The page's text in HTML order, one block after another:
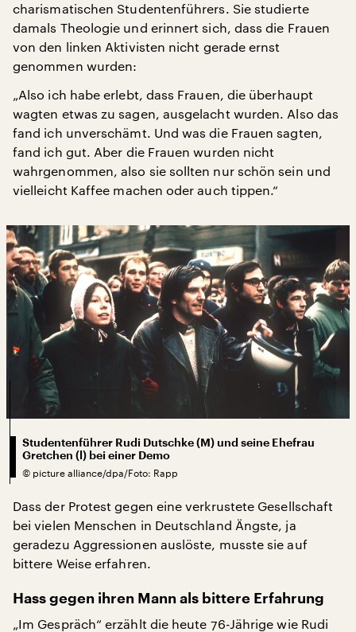
charismatischen Studentenführers. Sie studierte
damals Theologie und erinnert sich, dass die Frauen
von den linken Aktivisten nicht gerade ernst
genommen wurden:
„Also ich habe erlebt, dass Frauen, die überhaupt
wagten etwas zu sagen, ausgelacht wurden. Also das
fand ich unverschämt. Und was die Frauen sagten,
fand ich gut. Aber die Frauen wurden nicht
wahrgenommen, also sie sollten nur schön sein und
vielleicht Kaffee machen oder auch tippen.“
Studentenführer Rudi Dutschke (M) und seine Ehefrau
Gretchen (l) bei einer Demo
© picture alliance/dpa/Foto: Rapp
Dass der Protest gegen eine verkrustete Gesellschaft
bei vielen Menschen in Deutschland Ängste, ja
geradezu Aggressionen auslöste, musste sie auf
bittere Weise erfahren.
Hass gegen ihren Mann als bittere Erfahrung
„Im Gespräch“ erzählt die heute 76-Jährige wie Rudi